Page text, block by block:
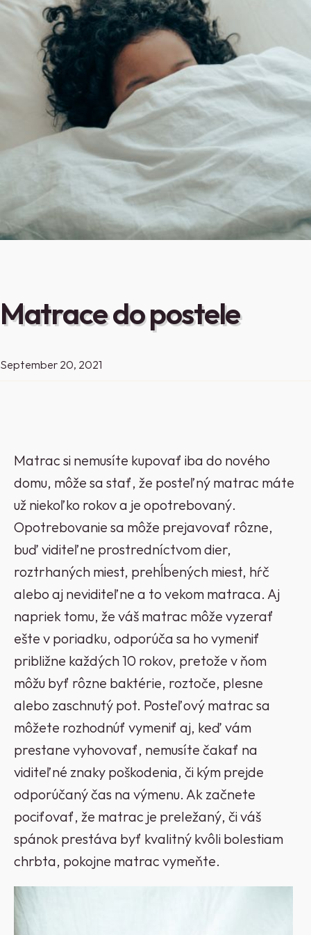
Matrace do postele
September 20, 2021
Matrac si nemusíte kupovať iba do nového
domu, môže sa stať, že posteľný matrac máte
už niekoľko rokov a je opotrebovaný.
Opotrebovanie sa môže prejavovať rôzne,
buď viditeľne prostredníctvom dier,
roztrhaných miest, prehĺbených miest, hŕč
alebo aj neviditeľne a to vekom matraca. Aj
napriek tomu, že váš matrac môže vyzerať
ešte v poriadku, odporúča sa ho vymeniť
približne každých 10 rokov, pretože v ňom
môžu byť rôzne baktérie, roztoče, plesne
alebo zaschnutý pot. Posteľový matrac sa
môžete rozhodnúť vymeniť aj, keď vám
prestane vyhovovať, nemusíte čakať na
viditeľné znaky poškodenia, či kým prejde
odporúčaný čas na výmenu. Ak začnete
pociťovať, že matrac je preležaný, či váš
spánok prestáva byť kvalitný kvôli bolestiam
chrbta, pokojne matrac vymeňte.